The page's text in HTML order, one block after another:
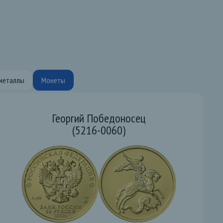
Монеты
Георгий Победоносец
(5216-0060)